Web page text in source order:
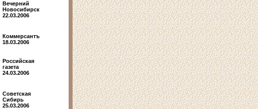
Вечерний
Новосибирск
22.03.2006
Коммерсантъ
18.03.2006
Российская
газета
24.03.2006
Советская
Сибирь
25.03.2006